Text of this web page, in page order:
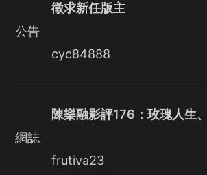
公告
徵求新任版主
cyc84888
網誌
陳樂融影評176：玫瑰人生
frutiva23